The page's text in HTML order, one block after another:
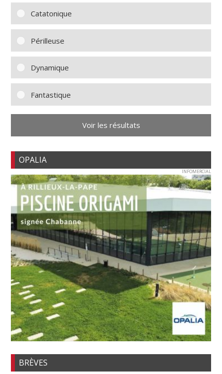
Catatonique
Périlleuse
Dynamique
Fantastique
Voir les résultats
OPALIA
INFOMERCIAL
BRÈVES